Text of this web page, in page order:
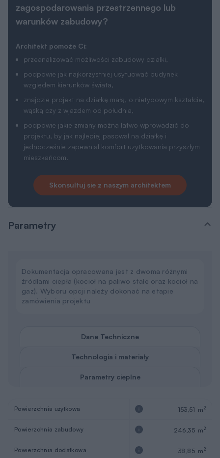
zagospodarowania przestrzennego lub
warunków zabudowy?
Architekt pomoże Ci:
przeanalizować możliwości zabudowy działki,
podpowie jak najkorzystniej usytuować budynek
względem kierunków świata,
znajdzie projekt na działkę małą, o nietypowym kształcie,
wąską czy z wjazdem od południa,
podpowie jakie zmiany można łatwo wprowadzić do
projektu, by jak najlepiej pasował na działkę i
jednocześnie zapewniał komfort użytkowania przyszłym
mieszkańcom.
Skonsultuj sie z naszym architektem
Parametry
Dokumentacja opracowana jest z dwoma różnymi
źródłami ciepła (kocioł na paliwo stałe oraz kocioł na
gaz). Wyboru opcji należy dokonać na etapie
zamówienia projektu
Dane Techniczne
Technologia i materiały
Parametry cieplne
Powierzchnia użytkowa 153,51 m2
Powierzchnia zabudowy 246,35 m2
Powierzchnia dodatkowa 38,85 m2